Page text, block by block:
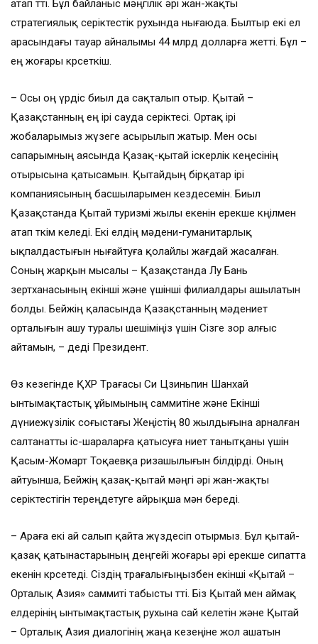
атап өтті. Бұл байланыс мәңгілік әрі жан-жақты
стратегиялық серіктестік рухында нығаюда. Былтыр екі ел
арасындағы тауар айналымы 44 млрд долларға жетті. Бұл –
ең жоғары көрсеткіш.
– Осы оң үрдіс биыл да сақталып отыр. Қытай –
Қазақстанның ең ірі сауда серіктесі. Ортақ ірі
жобаларымыз жүзеге асырылып жатыр. Мен осы
сапарымның аясында Қазақ-қытай іскерлік кеңесінің
отырысына қатысамын. Қытайдың бірқатар ірі
компаниясының басшыларымен кездесемін. Биыл
Қазақстанда Қытай туризмі жылы екенін ерекше көңілмен
атап өткім келеді. Екі елдің мәдени-гуманитарлық
ықпалдастығын нығайтуға қолайлы жағдай жасалған.
Соның жарқын мысалы – Қазақстанда Лу Бань
зертханасының екінші және үшінші филиалдары ашылатын
болды. Бейжің қаласында Қазақстанның мәдениет
орталығын ашу туралы шешіміңіз үшін Сізге зор алғыс
айтамын, – деді Президент.
Өз кезегінде ҚХР Төрағасы Си Цзиньпин Шанхай
ынтымақтастық ұйымының саммитіне және Екінші
дүниежүзілік соғыстағы Жеңістің 80 жылдығына арналған
салтанатты іс-шараларға қатысуға ниет танытқаны үшін
Қасым-Жомарт Тоқаевқа ризашылығын білдірді. Оның
айтуынша, Бейжің қазақ-қытай мәңгі әрі жан-жақты
серіктестігін тереңдетуге айрықша мән береді.
– Араға екі ай салып қайта жүздесіп отырмыз. Бұл қытай-
қазақ қатынастарының деңгейі жоғары әрі ерекше сипатта
екенін көрсетеді. Сіздің төрағалығыңызбен екінші «Қытай –
Орталық Азия» саммиті табысты өтті. Біз Қытай мен аймақ
елдерінің ынтымақтастық рухына сай келетін және Қытай
– Орталық Азия диалогінің жаңа кезеңіне жол ашатын